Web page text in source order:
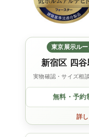
東京展示ルー
新宿区 四
実物確認・サイズ相
無料・予約
詳